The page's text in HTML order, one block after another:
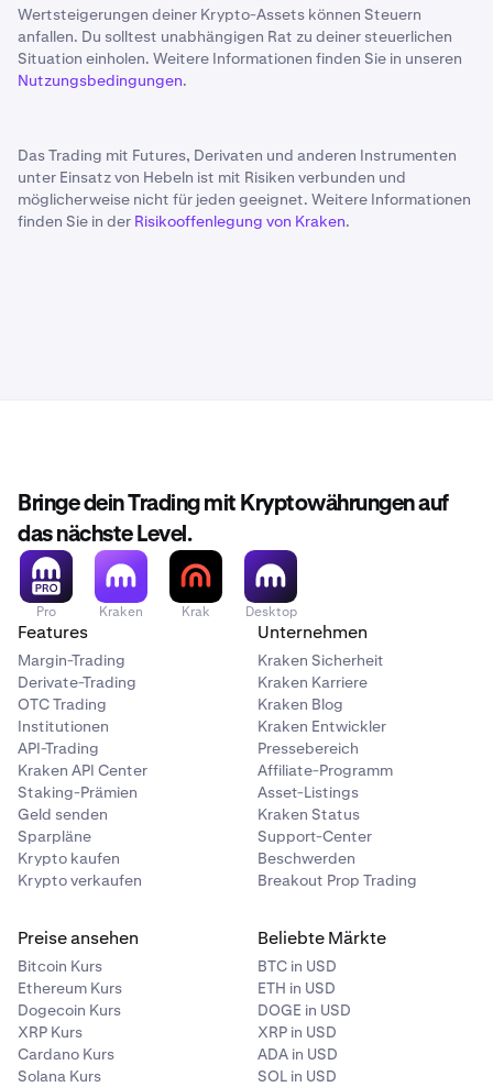
Wertsteigerungen deiner Krypto-Assets können Steuern
anfallen. Du solltest unabhängigen Rat zu deiner steuerlichen
Situation einholen. Weitere Informationen finden Sie in unseren
Nutzungsbedingungen.
Das Trading mit Futures, Derivaten und anderen Instrumenten
unter Einsatz von Hebeln ist mit Risiken verbunden und
möglicherweise nicht für jeden geeignet. Weitere Informationen
finden Sie in der Risikooffenlegung von Kraken.
Bringe dein Trading mit Kryptowährungen auf
das nächste Level.
Pro Kraken Krak Desktop
Features
Margin-Trading
Derivate-Trading
OTC Trading
Institutionen
API-Trading
Kraken API Center
Staking-Prämien
Geld senden
Sparpläne
Krypto kaufen
Krypto verkaufen
Unternehmen
Kraken Sicherheit
Kraken Karriere
Kraken Blog
Kraken Entwickler
Pressebereich
Affiliate-Programm
Asset-Listings
Kraken Status
Support-Center
Beschwerden
Breakout Prop Trading
Preise ansehen
Bitcoin Kurs
Ethereum Kurs
Dogecoin Kurs
XRP Kurs
Cardano Kurs
Solana Kurs
Beliebte Märkte
BTC in USD
ETH in USD
DOGE in USD
XRP in USD
ADA in USD
SOL in USD